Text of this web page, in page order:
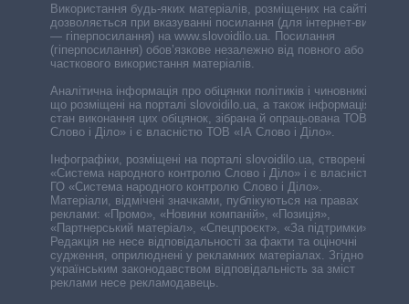
Використання будь-яких матеріалів, розміщених на сайті,
дозволяється при вказуванні посилання (для інтернет-видань
— гіперпосилання) на www.slovoidilo.ua. Посилання
(гіперпосилання) обов’язкове незалежно від повного або
часткового використання матеріалів.
Аналітична інформація про обіцянки політиків і чиновників,
що розміщені на порталі slovoidilo.ua, а також інформація про
стан виконання цих обіцянок, зібрана й опрацьована ТОВ «ІА
Слово і Діло» і є власністю ТОВ «ІА Слово і Діло».
Інфографіки, розміщені на порталі slovoidilo.ua, створені ГО
«Система народного контролю Слово і Діло» і є власністю
ГО «Система народного контролю Слово і Діло».
Матеріали, відмічені значками, публікуються на правах
реклами: «Промо», «Новини компаній», «Позиція»,
«Партнерський матеріал», «Спецпроєкт», «За підтримки».
Редакція не несе відповідальності за факти та оціночні
судження, оприлюднені у рекламних матеріалах. Згідно з
українським законодавством відповідальність за зміст
реклами несе рекламодавець.